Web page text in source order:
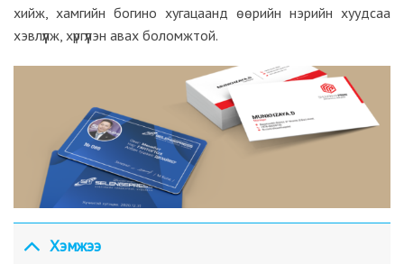
хийж, хамгийн богино хугацаанд өөрийн нэрийн хуудсаа
хэвлүүлж, хүргүүлэн авах боломжтой.
Хэмжээ